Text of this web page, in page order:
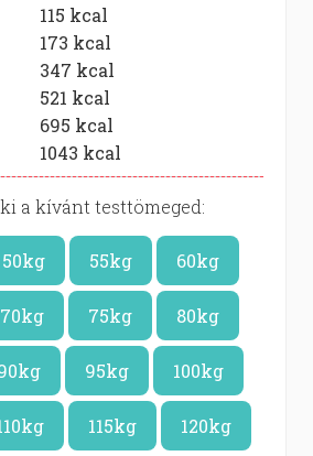
115 kcal
173 kcal
347 kcal
521 kcal
695 kcal
1043 kcal
a kívánt testtömeged:
50kg 55kg 60kg
70kg 75kg 80kg
95kg 100kg
115kg 120kg